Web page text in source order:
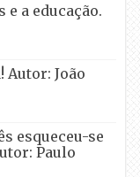
a educação.
Autor: João
esqueceu-se
Paulo